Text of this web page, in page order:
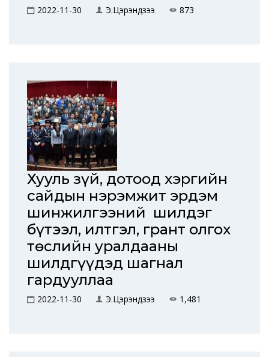
2022-11-30 Э.Цэрэндүзээ 873
Хууль зүй, дотоод хэргийн
сайдын нэрэмжит эрдэм
шинжилгээний шилдэг
бүтээл, илтгэл, грант олгох
төслийн уралдааны
шилдгүүдэд шагнал
гардууллаа
2022-11-30 Э.Цэрэндүзээ 1,481